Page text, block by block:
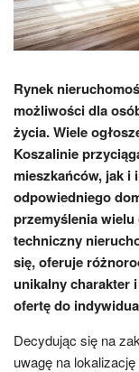
Rynek
możliwości dla
życia. Wiele
Koszalinie
mieszkańców, jak
odpowiedniego
przemyślenia
techniczny
się, oferuje
unikalny charakter
ofertę do
Decydując się na
uwagę na